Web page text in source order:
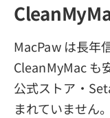
MacPaw は長年
CleanMyMac も
公式ストア・
まれていません